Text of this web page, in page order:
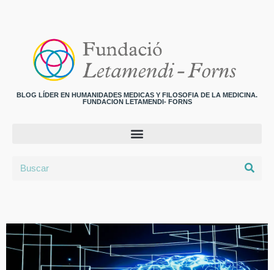
BLOG LÍDER EN HUMANIDADES MEDICAS Y FILOSOFIA DE LA MEDICINA.
FUNDACION LETAMENDI- FORNS